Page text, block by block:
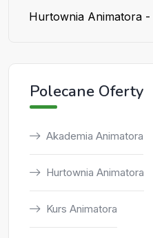
Hurtownia Animatora
Polecane Oferty
Akademia Animatora
Hurtownia Animatora
Kurs Animatora